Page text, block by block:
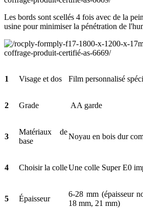
Les bords sont scellés 4 fois avec de la
usine pour minimiser la pénétration de
1 Visage et dos Film personnalisé
2 Grade AA garde
3
Matériaux de
base
Noyau en bois dur
4 Choisir la colleUne colle Super E0
5 Épaisseur
6-28 mm (épaisseur
18 mm, 21 mm)